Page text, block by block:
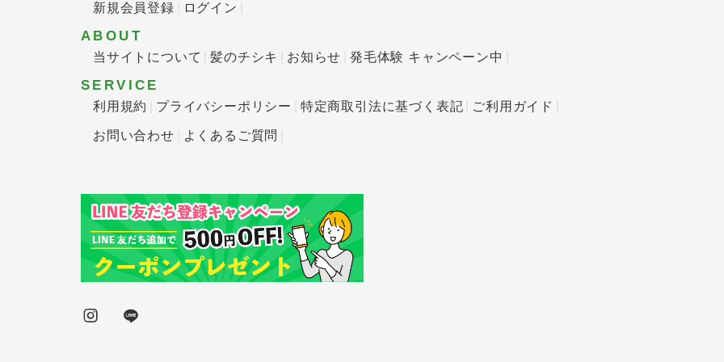
新規会員登録 ログイン
ABOUT
当サイトについて 髪のチシキ お知らせ 発毛体験 キャンペーン中
SERVICE
利用規約 プライバシーポリシー 特定商取引法に基づく表記 ご利用ガイド
お問い合わせ よくあるご質問